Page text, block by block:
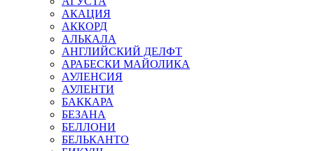
АКАЦИЯ
АККОРД
АЛЬКАЛА
АНГЛИЙСКИЙ ДЕЛФТ
АРАБЕСКИ МАЙОЛИКА
АУЛЕНСИЯ
АУЛЕНТИ
БАККАРА
БЕЗАНА
БЕЛЛОНИ
БЕЛЬКАНТО